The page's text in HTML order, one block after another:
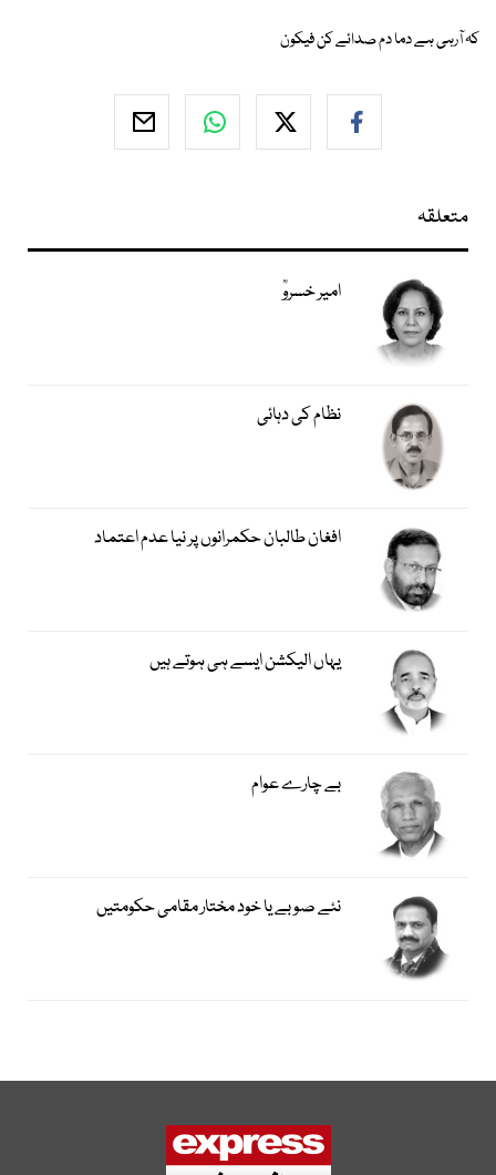
کہ آرہی ہے دما دم صدائے کن فیکون
متعلقہ
امیر خسروؒ
نظام کی دہائی
افغان طالبان حکمرانوں پر نیا عدم اعتماد
یہاں الیکشن ایسے ہی ہوتے ہیں
بے چارے عوام
نئے صوبے یا خود مختار مقامی حکومتیں